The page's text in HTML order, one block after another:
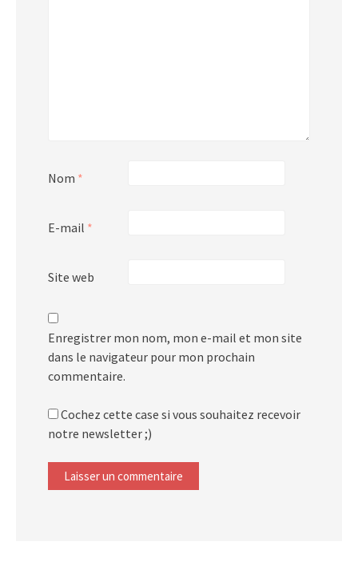
Nom *
E-mail *
Site web
Enregistrer mon nom, mon e-mail et mon site
dans le navigateur pour mon prochain
commentaire.
Cochez cette case si vous souhaitez recevoir
notre newsletter ;)